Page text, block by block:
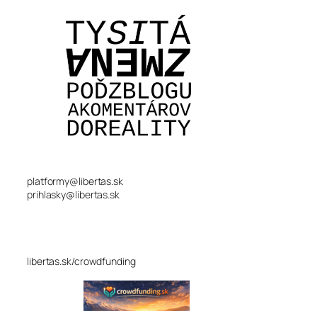
platformy@libertas.sk
prihlasky@libertas.sk
libertas.sk/crowdfunding